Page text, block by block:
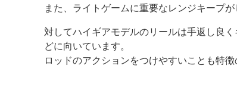
また、ライトゲームに重要なレンジキープ
対してハイギアモデルのリールは手返し良
どに向いています。
ロッドのアクションをつけやすいことも特徴